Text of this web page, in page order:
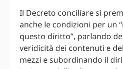
Il Decreto conciliare si
anche le condizioni per un
questo diritto”, parlando
veridicità dei contenuti e
mezzi e subordinando il